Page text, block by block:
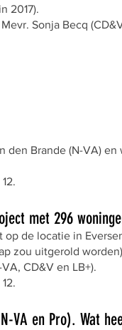
2017).
Sonja Becq
den Brande (N-VA)
met 296
de locatie in
zou uitgerold
CD&V en LB+).
VA en Pro). Wat